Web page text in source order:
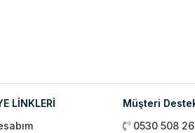
LİNKLERİ
Müşteri
0530 508